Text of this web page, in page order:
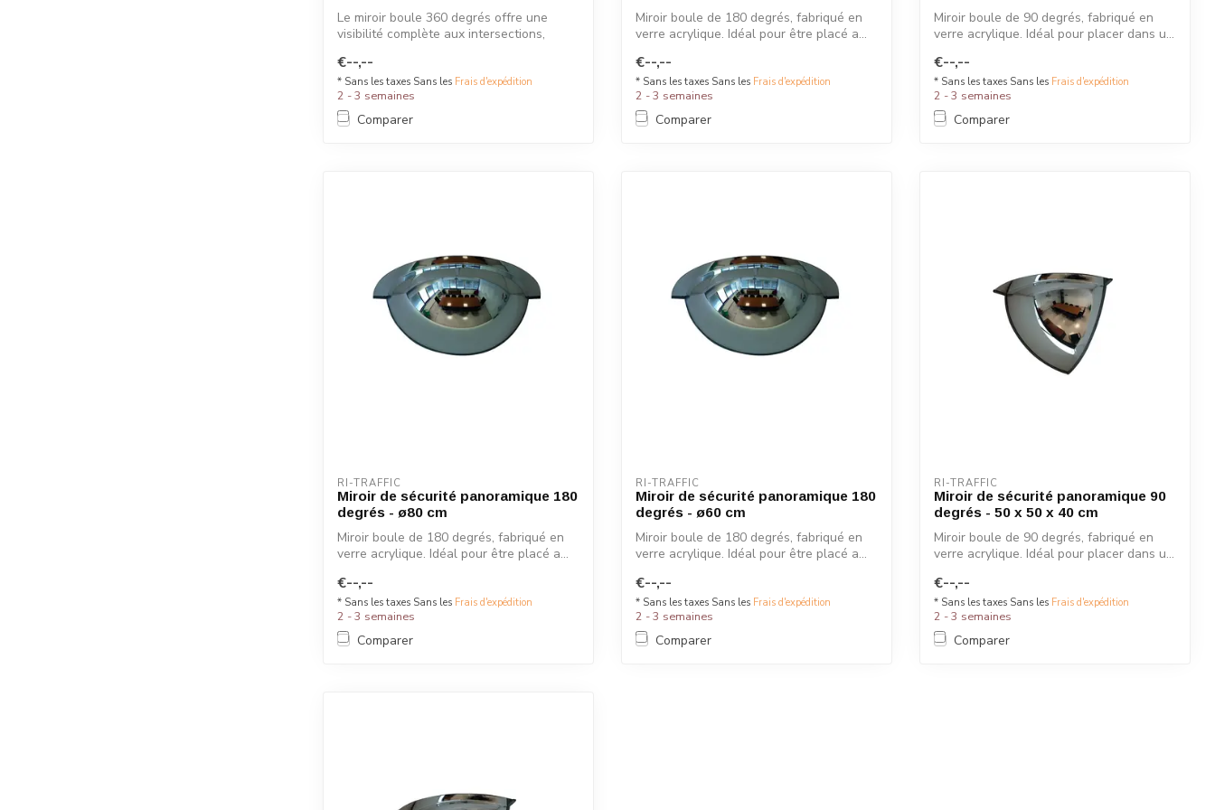
Le miroir boule 360 degrés offre une
visibilité complète aux intersections,
€--,--
* Sans les taxes Sans les Frais d'expédition
2 - 3 semaines
Comparer
Miroir boule de 180 degrés, fabriqué en
verre acrylique. Idéal pour être placé a...
€--,--
* Sans les taxes Sans les Frais d'expédition
2 - 3 semaines
Comparer
Miroir boule de 90 degrés, fabriqué en
verre acrylique. Idéal pour placer dans u...
€--,--
* Sans les taxes Sans les Frais d'expédition
2 - 3 semaines
Comparer
RI-TRAFFIC
Miroir de sécurité panoramique 180
degrés - ø80 cm
Miroir boule de 180 degrés, fabriqué en
verre acrylique. Idéal pour être placé a...
€--,--
* Sans les taxes Sans les Frais d'expédition
2 - 3 semaines
Comparer
RI-TRAFFIC
Miroir de sécurité panoramique 180
degrés - ø60 cm
Miroir boule de 180 degrés, fabriqué en
verre acrylique. Idéal pour être placé a...
€--,--
* Sans les taxes Sans les Frais d'expédition
2 - 3 semaines
Comparer
RI-TRAFFIC
Miroir de sécurité panoramique 90
degrés - 50 x 50 x 40 cm
Miroir boule de 90 degrés, fabriqué en
verre acrylique. Idéal pour placer dans u...
€--,--
* Sans les taxes Sans les Frais d'expédition
2 - 3 semaines
Comparer